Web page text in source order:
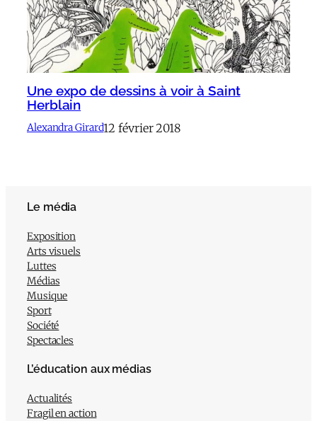
Une expo de dessins à voir à Saint
Herblain
Alexandra Girard12 février 2018
Le média
Exposition
Arts visuels
Luttes
Médias
Musique
Sport
Société
Spectacles
L’éducation aux médias
Actualités
Fragil en action